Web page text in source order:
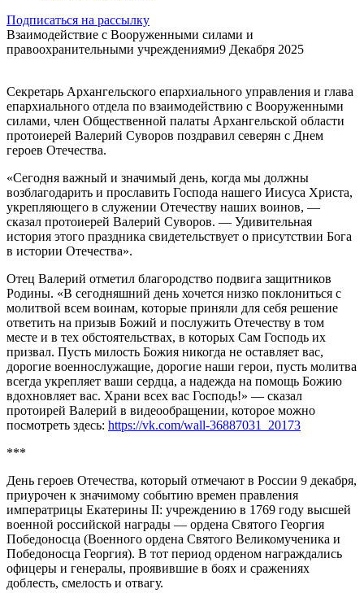
Подписаться на рассылку
Взаимодействие с Вооруженными силами и
правоохранительными учреждениями9 Декабря 2025
Секретарь Архангельского епархиального управления и глава
епархиального отдела по взаимодействию с Вооруженными
силами, член Общественной палаты Архангельской области
протоиерей Валерий Суворов поздравил северян с Днем
героев Отечества.
«Сегодня важный и значимый день, когда мы должны
возблагодарить и прославить Господа нашего Иисуса Христа,
укрепляющего в служении Отечеству наших воинов, —
сказал протоиерей Валерий Суворов. — Удивительная
история этого праздника свидетельствует о присутствии Бога
в истории Отечества».
Отец Валерий отметил благородство подвига защитников
Родины. «В сегодняшний день хочется низко поклониться с
молитвой всем воинам, которые приняли для себя решение
ответить на призыв Божий и послужить Отечеству в том
месте и в тех обстоятельствах, в которых Сам Господь их
призвал. Пусть милость Божия никогда не оставляет вас,
дорогие военнослужащие, дорогие наши герои, пусть молитва
всегда укрепляет ваши сердца, а надежда на помощь Божию
вдохновляет вас. Храни всех вас Господь!» — сказал
протоирей Валерий в видеообращении, которое можно
посмотреть здесь: https://vk.com/wall-36887031_20173
***
День героев Отечества, который отмечают в России 9 декабря,
приурочен к значимому событию времен правления
императрицы Екатерины II: учреждению в 1769 году высшей
военной российской награды — ордена Святого Георгия
Победоносца (Военного ордена Святого Великомученика и
Победоносца Георгия). В тот период орденом награждались
офицеры и генералы, проявившие в боях и сражениях
доблесть, смелость и отвагу.